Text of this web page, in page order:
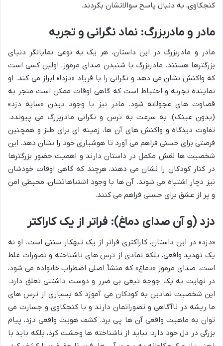
کنجکاوی، به دنبال پاسخ سوالاتشان بگردند.
مادر و مادربزرگ: نماد نگرانی و تجربه
مادر و مادربزرگ در این داستان، هر یک به نوعی نمایانگر دنیای
بزرگترها هستند. مادربزرگ با شنیدن صدای مرموز، اولین کسی است
که واکنش نشان می دهد و نگرانی را با فریاد «دزد!» ابراز می کند. او
نماینده تجربه و احتیاط است که گاهی اوقات ممکن است منجر به
قضاوت های عجولانه شود. مادر نیز با وجود دیدن «سایه دزد»
(بدون عینک)، به سرعت به ترس و نگرانی مادربزرگ می پیوندد.
تفاوت دیدگاه و واکنش های آن ها، زمینه ای برای طنز و همچنین
فرصتی برای حسنی فراهم می آورد تا هوشیاری خود را نشان دهد. این
شخصیت ها نقش مکمل در داستان دارند و اهمیت حضور بزرگترها
در کنار کودکان را نشان می دهند، هرچند که گاهی اوقات خودشان
نیز دچار اشتباه می شوند. آن ها با وجود اشتباهاتشان، محیطی امن
و پر از عشق برای حسنی فراهم می کنند.
دزد (و آن صدای دماغ): فراتر از یک کاراکتر
«دزد» در این داستان، کاراکتری فراتر از یک تبهکار سنتی است. او نه
یک تهدید واقعی، بلکه نمادی از ترس های ناشناخته و تصورات غلط
است. صدای مرموز «دماغ» که منشأ اصلی اضطراب خانواده می شود،
در نهایت به یک جوجه تیغی بی ضرر و دوست داشتنی تعلق دارد.
این شخصیت نمادین به کودکان می آموزد که بسیاری از ترس های
ما ریشه در ناآگاهی و تصوراتمان دارند و با کنجکاوی و جسارت می
توان به ماهیت واقعی آن ها پی برد. کشف هویت واقعی دزد، پیام
بزرگی در دل خود دارد: نباید از ناشناخته ها وحشت کرد، بلکه باید با